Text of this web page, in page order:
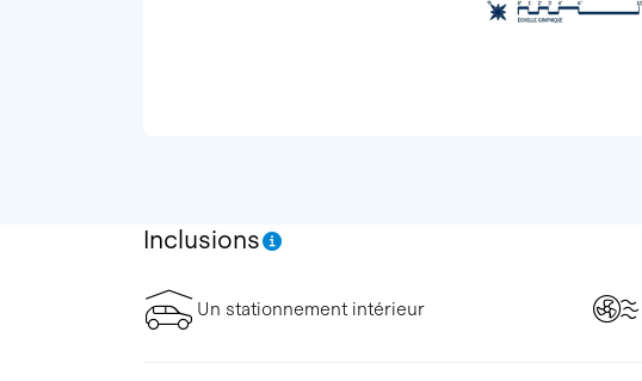
Inclusions
Un stationnement intérieur